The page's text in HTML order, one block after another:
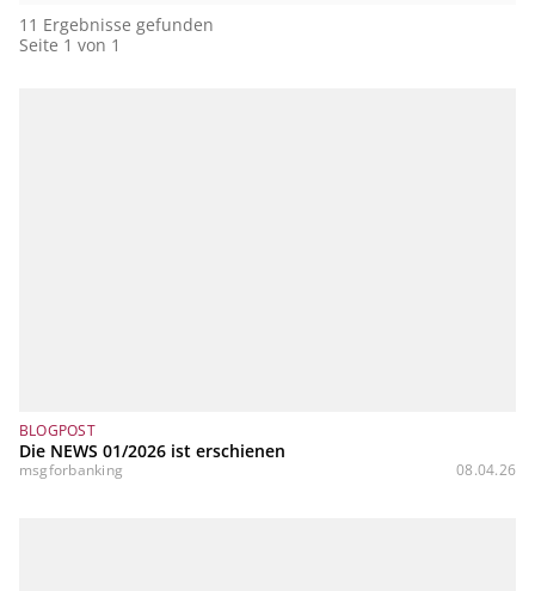
11 Ergebnisse gefunden
Seite 1 von 1
BLOGPOST
Die NEWS 01/2026 ist erschienen
msgforbanking 08.04.26